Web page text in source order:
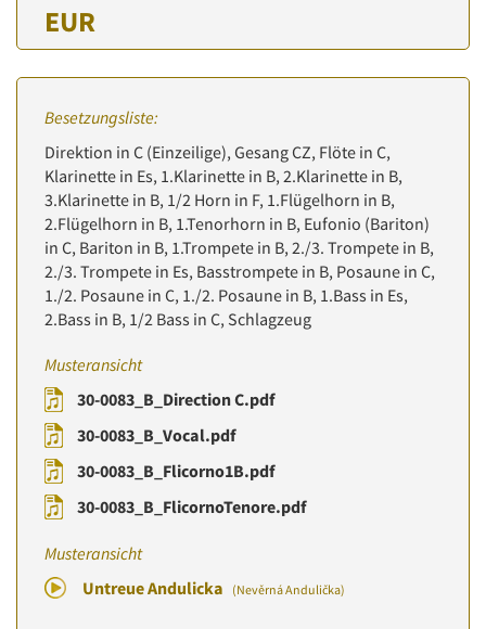
EUR
Besetzungsliste:
Direktion in C (Einzeilige), Gesang CZ, Flöte in C,
Klarinette in Es, 1.Klarinette in B, 2.Klarinette in B,
3.Klarinette in B, 1/2 Horn in F, 1.Flügelhorn in B,
2.Flügelhorn in B, 1.Tenorhorn in B, Eufonio (Bariton)
in C, Bariton in B, 1.Trompete in B, 2./3. Trompete in B,
2./3. Trompete in Es, Basstrompete in B, Posaune in C,
1./2. Posaune in C, 1./2. Posaune in B, 1.Bass in Es,
2.Bass in B, 1/2 Bass in C, Schlagzeug
Musteransicht
30-0083_B_Direction C.pdf
30-0083_B_Vocal.pdf
30-0083_B_Flicorno1B.pdf
30-0083_B_FlicornoTenore.pdf
Musteransicht
Untreue Andulicka
(Nevěrná Andulička)